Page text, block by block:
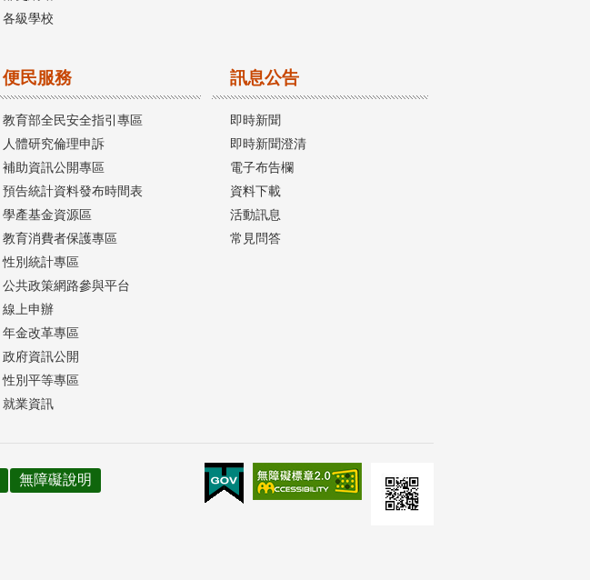
各級學校
便民服務
教育部全民安全指引專區
人體研究倫理申訴
補助資訊公開專區
預告統計資料發布時間表
學產基金資源區
教育消費者保護專區
性別統計專區
公共政策網路參與平台
線上申辦
年金改革專區
政府資訊公開
性別平等專區
就業資訊
訊息公告
即時新聞
即時新聞澄清
電子布告欄
資料下載
活動訊息
常見問答
無障礙說明